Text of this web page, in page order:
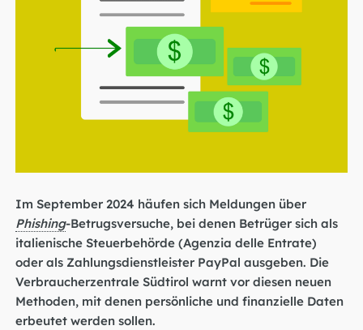
Im September 2024 häufen sich Meldungen über
Phishing-Betrugsversuche, bei denen Betrüger sich als
italienische Steuerbehörde (Agenzia delle Entrate)
oder als Zahlungsdienstleister PayPal ausgeben. Die
Verbraucherzentrale Südtirol warnt vor diesen neuen
Methoden, mit denen persönliche und finanzielle Daten
erbeutet werden sollen.